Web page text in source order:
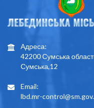
Адреса:
42200 Сумська
Сумська,12
Email:
lbd.mr-